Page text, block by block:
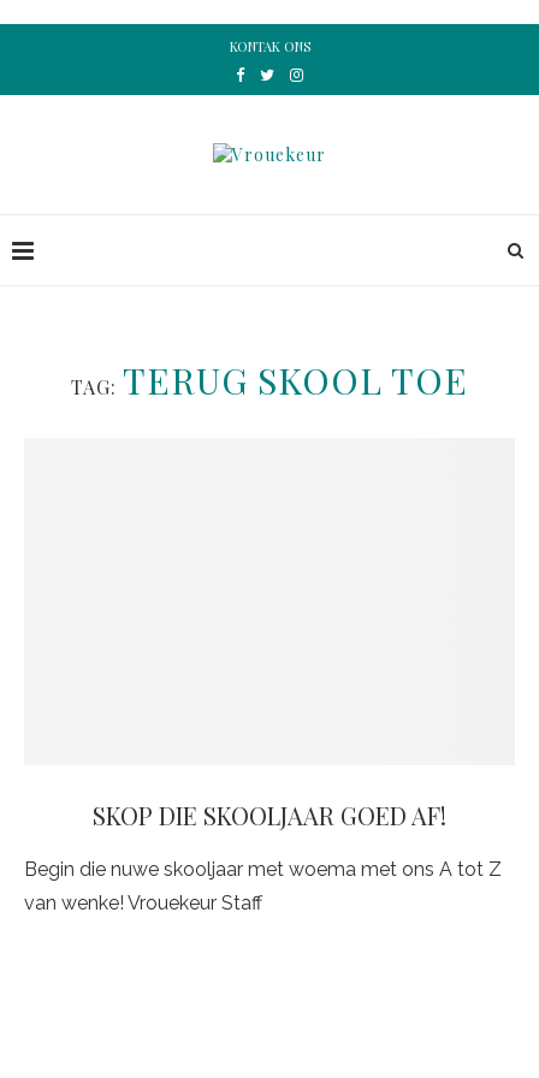
KONTAK ONS
TAG: TERUG SKOOL TOE
SKOP DIE SKOOLJAAR GOED AF!
Begin die nuwe skooljaar met woema met ons A tot Z
van wenke! Vrouekeur Staff